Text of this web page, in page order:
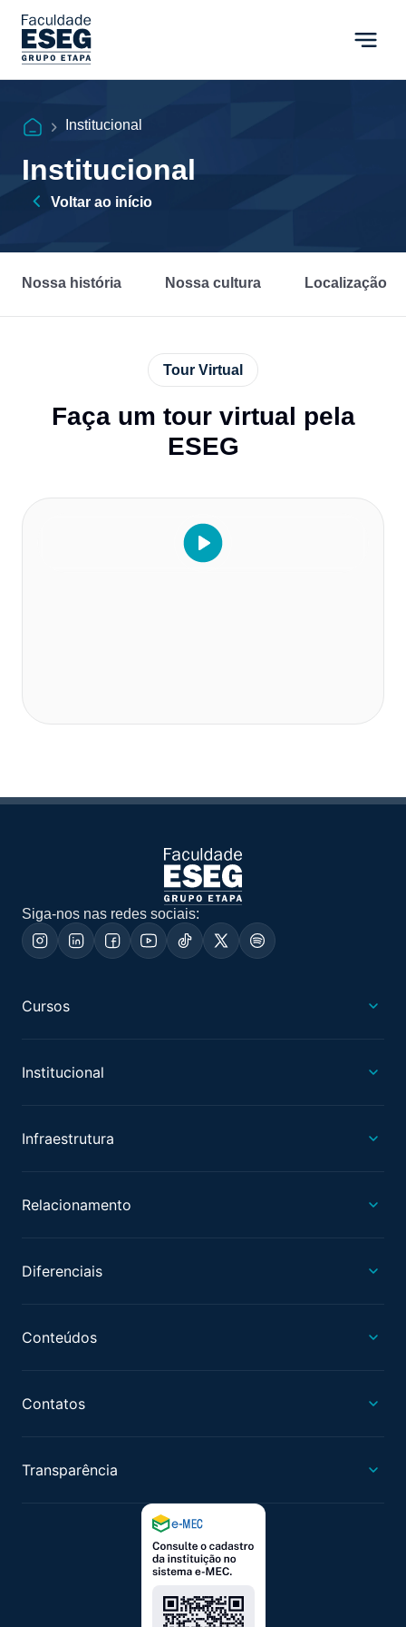
Institucional
Institucional
Voltar ao início
Nossa história Nossa cultura Localização
Tour Virtual
Faça um tour virtual pela
ESEG
Siga-nos nas redes sociais:
Cursos
Institucional
Infraestrutura
Relacionamento
Diferenciais
Conteúdos
Contatos
Transparência